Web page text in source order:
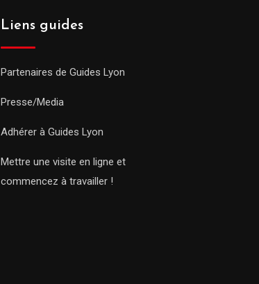
Liens guides
Partenaires de Guides Lyon
Presse/Media
Adhérer à Guides Lyon
Mettre une visite en ligne et
commencez à travailler !